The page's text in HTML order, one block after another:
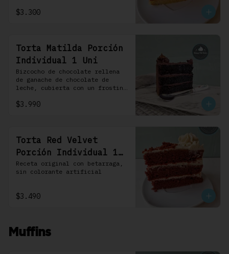
frosting de queso de crema.
$3.300
Torta Matilda Porción
Individual 1 Uni
Bizcocho de chocolate rellena
de ganache de chocolate de
leche, cubierta con un frosting
$3.990
Torta Red Velvet
Porción Individual 1
Uni
Receta original con betarraga,
sin colorante artificial
$3.490
Muffins